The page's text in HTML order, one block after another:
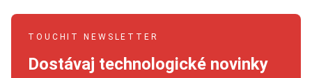
TOUCHIT NEWSLETTER
Dostávaj technologické novinky